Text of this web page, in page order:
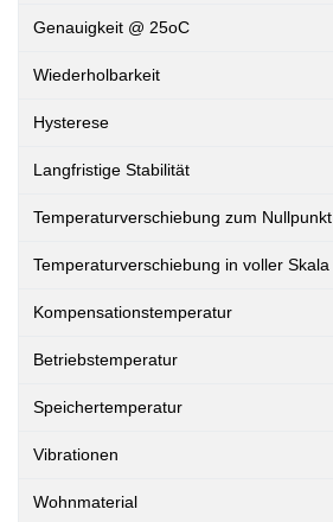
Genauigkeit @ 25oC
Wiederholbarkeit
Hysterese
Langfristige Stabilität
Temperaturverschiebung zum Nullpunkt
Temperaturverschiebung in voller Skala
Kompensationstemperatur
Betriebstemperatur
Speichertemperatur
Vibrationen
Wohnmaterial